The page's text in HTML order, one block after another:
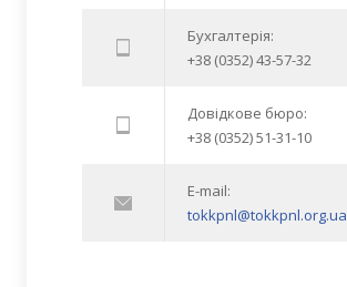
Бухгалтерія:
+38 (0352) 43-57-32
Довідкове бюро:
+38 (0352) 51-31-10
E-mail:
tokkpnl@tokkpnl.org.ua